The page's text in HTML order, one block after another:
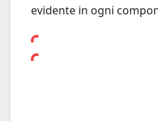
evidente in ogni